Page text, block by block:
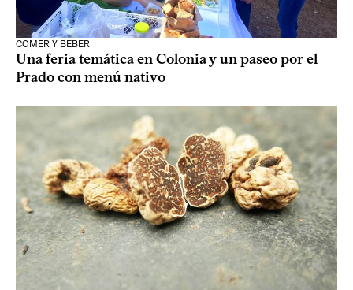
COMER Y BEBER
Una feria temática en Colonia y un paseo por el
Prado con menú nativo